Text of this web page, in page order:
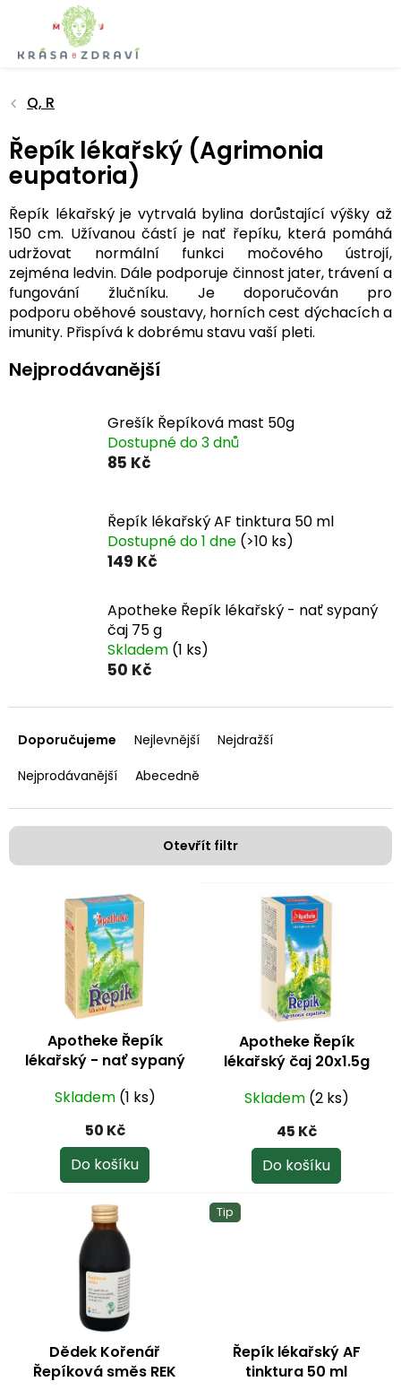
obsah
Q, R
Řepík lékařský (Agrimonia
eupatoria)
Řepík lékařský je vytrvalá bylina dorůstající výšky až
150 cm. Užívanou částí je nať řepíku, která pomáhá
udržovat normální funkci močového ústrojí,
zejména ledvin. Dále podporuje činnost jater, trávení a
fungování žlučníku. Je doporučován pro
podporu oběhové soustavy, horních cest dýchacích a
imunity. Přispívá k dobrému stavu vaší pleti.
Nejprodávanější
Grešík Řepíková mast 50g
Dostupné do 3 dnů
85 Kč
Řepík lékařský AF tinktura 50 ml
Dostupné do 1 dne (>10 ks)
149 Kč
Apotheke Řepík lékařský - nať sypaný
čaj 75 g
Skladem (1 ks)
50 Kč
a
e
í
p
r
Doporučujeme Nejlevnější
Nejdražší
Nejprodávanější
Abecedně
Otevřít filtr
Apotheke Řepík
lékařský - nať sypaný
Skladem (1 ks)
50 Kč
Do košíku
Apotheke Řepík
lékařský čaj 20x1.5g
Skladem (2 ks)
45 Kč
Do košíku
Dědek Kořenář
Řepíková směs REK
Tip
Řepík lékařský AF
tinktura 50 ml